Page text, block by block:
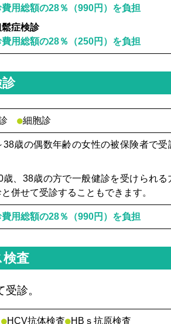
用総額の28％（990円）を負担
症検診
用総額の28％（250円）を負担
診●細胞診
38歳の偶数年齢の女性の被保険者で受
、38歳の方で一般健診を受けられる
併せて受診することもできます。
用総額の28％（990円）を負担
検査
診。
●HCV抗体検査●HBｓ抗原検査